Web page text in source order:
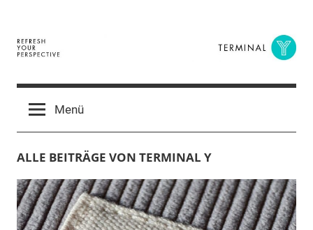
springen
Terminal
Y
Digital
BusinessMenü
ALLE BEITRÄGE VON TERMINAL Y